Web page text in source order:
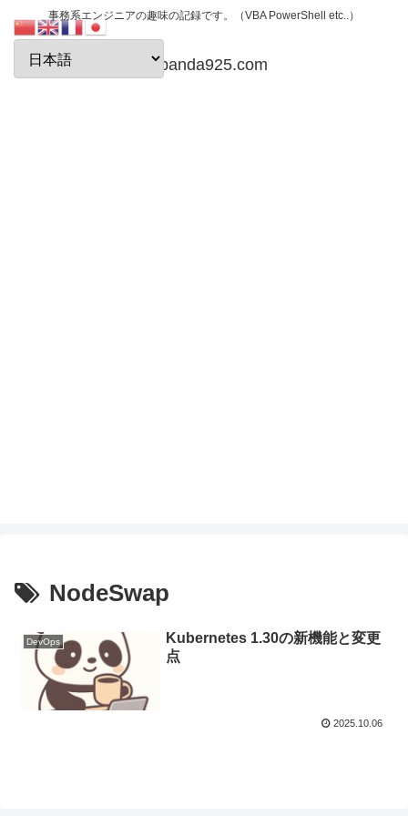
事務系エンジニアの趣味の記録です。（VBA PowerShell etc..）
papanda925.com
NodeSwap
DevOps
Kubernetes 1.30の新機能と変更
点
2025.10.06